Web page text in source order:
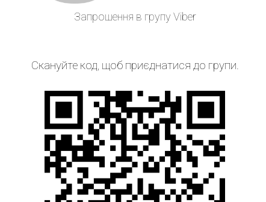
Запрошення в групу Viber
Скануйте код, щоб приєднатися до групи.